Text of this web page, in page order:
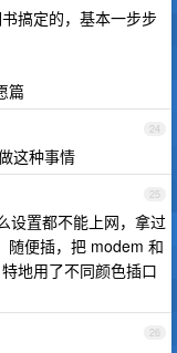
搞定的，基本一步步
篇
24
这种事情
25
设置都不能上网，拿过
便插，把 modem 和
地用了不同颜色插口
26